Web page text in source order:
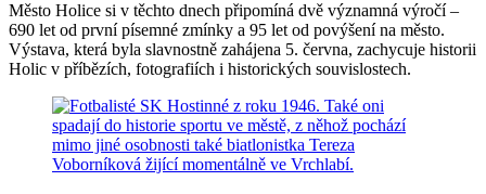
Město Holice si v těchto dnech připomíná dvě významná výročí –
690 let od první písemné zmínky a 95 let od povýšení na město.
Výstava, která byla slavnostně zahájena 5. června, zachycuje historii
Holic v příbězích, fotografiích i historických souvislostech.